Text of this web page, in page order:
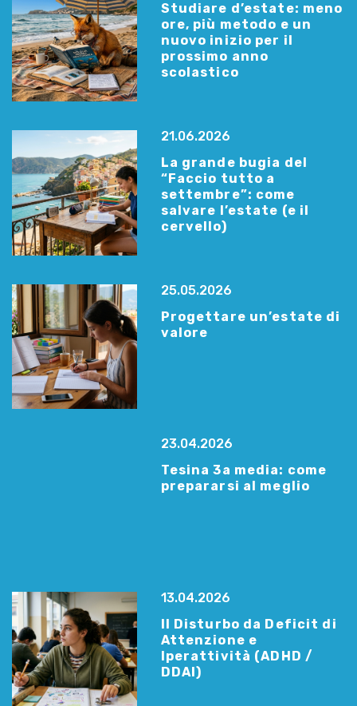
Studiare d’estate: meno
ore, più metodo e un
nuovo inizio per il
prossimo anno
scolastico
21.06.2026
La grande bugia del
“Faccio tutto a
settembre”: come
salvare l’estate (e il
cervello)
25.05.2026
Progettare un’estate di
valore
23.04.2026
Tesina 3a media: come
prepararsi al meglio
13.04.2026
Il Disturbo da Deficit di
Attenzione e
Iperattività (ADHD /
DDAI)